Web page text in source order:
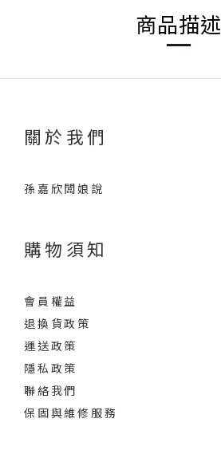
商品描述
關於我們
孫嘉欣闆娘說
購物須知
會員權益
退換貨政策
運送政策
隱私政策
聯絡我們
保固與維修服務